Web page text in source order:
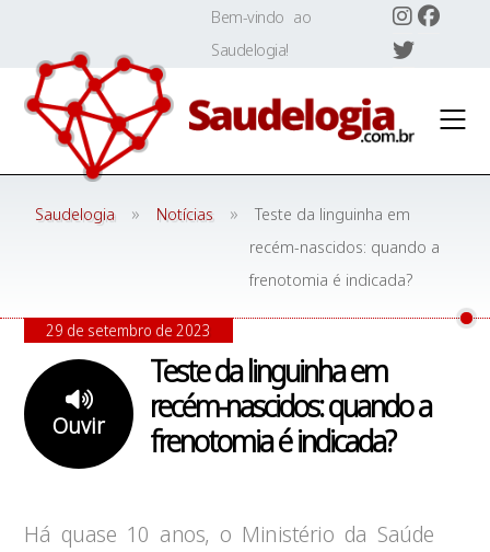
content
Bem-vindo ao
Saudelogia!
Saudelogia » Notícias »
Teste da linguinha em
recém-nascidos: quando a
frenotomia é indicada?
Teste da linguinha em
recém-nascidos: quando a
frenotomia é indicada?
Ouvir
29 de setembro de 2023
Há quase 10 anos, o Ministério da Saúde